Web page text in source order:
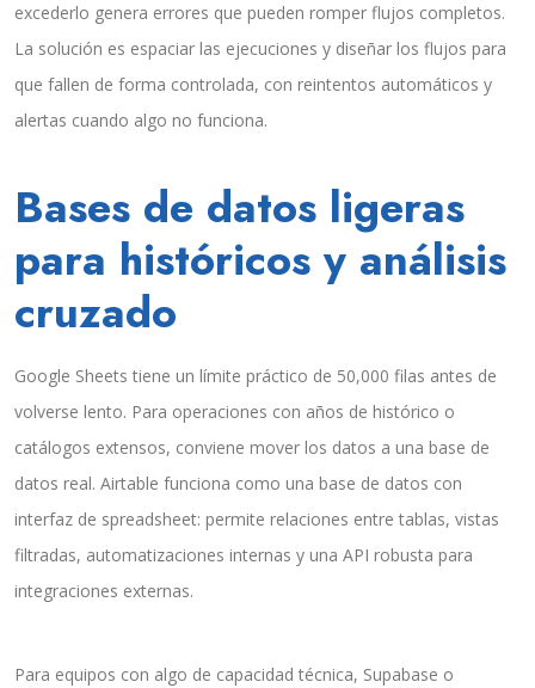
excederlo genera errores que pueden romper flujos completos.
La solución es espaciar las ejecuciones y diseñar los flujos para
que fallen de forma controlada, con reintentos automáticos y
alertas cuando algo no funciona.
Bases de datos ligeras
para históricos y análisis
cruzado
Google Sheets tiene un límite práctico de 50,000 filas antes de
volverse lento. Para operaciones con años de histórico o
catálogos extensos, conviene mover los datos a una base de
datos real. Airtable funciona como una base de datos con
interfaz de spreadsheet: permite relaciones entre tablas, vistas
filtradas, automatizaciones internas y una API robusta para
integraciones externas.
Para equipos con algo de capacidad técnica, Supabase o